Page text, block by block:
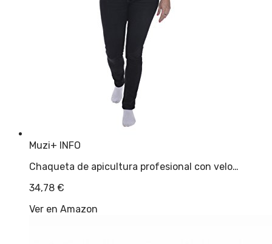
Muzi+ INFO
Chaqueta de apicultura profesional con velo…
34,78 €
Ver en Amazon